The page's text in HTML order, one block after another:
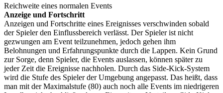
Reichweite eines normalen Events
Anzeige und Fortschritt
Anzeigen und Fortschritte eines Ereignisses verschwinden sobald
der Spieler den Einflussbereich verlässt. Der Spieler ist nicht
gezwungen am Event teilzunehmen, jedoch gehen ihm
Belohnungen und Erfahrungspunkte durch die Lappen. Kein Grund
zur Sorge, denn Spieler, die Events auslassen, können später zu
jeder Zeit die Ereignisse nachholen. Durch das Side-Kick-System
wird die Stufe des Spieler der Umgebung angepasst. Das heißt, dass
man mit der Maximalstufe (80) auch noch alle Events im niedrigeren